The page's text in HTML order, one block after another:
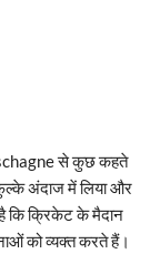
से कुछ कहते
अंदाज में लिया और
है कि क्रिकेट के मैदान
को व्यक्त करते हैं।